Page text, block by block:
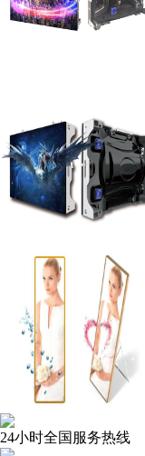
24小时全国服务热线